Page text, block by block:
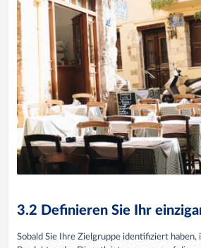
3.2 Definieren Sie Ihr
Sobald Sie Ihre Zielgruppe identifiziert haben,